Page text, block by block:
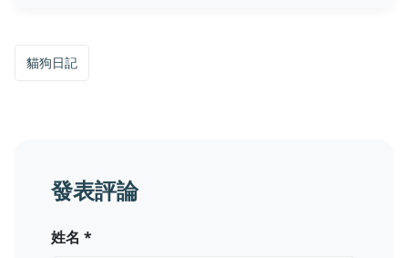
貓狗日記
發表評論
姓名 *